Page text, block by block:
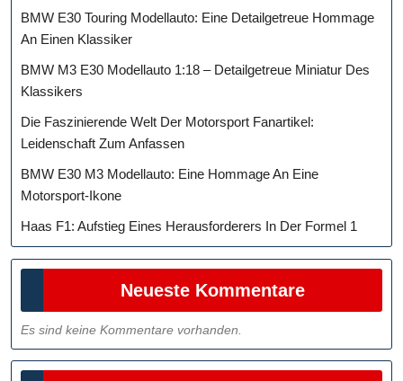
BMW E30 Touring Modellauto: Eine Detailgetreue Hommage
An Einen Klassiker
BMW M3 E30 Modellauto 1:18 – Detailgetreue Miniatur Des
Klassikers
Die Faszinierende Welt Der Motorsport Fanartikel:
Leidenschaft Zum Anfassen
BMW E30 M3 Modellauto: Eine Hommage An Eine
Motorsport-Ikone
Haas F1: Aufstieg Eines Herausforderers In Der Formel 1
Neueste Kommentare
Es sind keine Kommentare vorhanden.